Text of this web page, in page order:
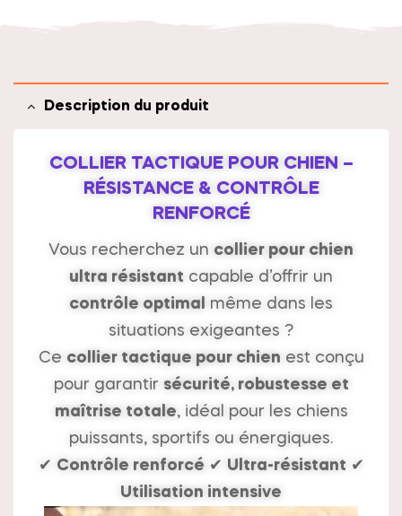
Description du produit
COLLIER TACTIQUE POUR CHIEN –
RÉSISTANCE & CONTRÔLE
RENFORCÉ
Vous recherchez un collier pour chien
ultra résistant capable d’offrir un
contrôle optimal même dans les
situations exigeantes ?
Ce collier tactique pour chien est conçu
pour garantir sécurité, robustesse et
maîtrise totale, idéal pour les chiens
puissants, sportifs ou énergiques.
✔ Contrôle renforcé ✔ Ultra-résistant ✔
Utilisation intensive